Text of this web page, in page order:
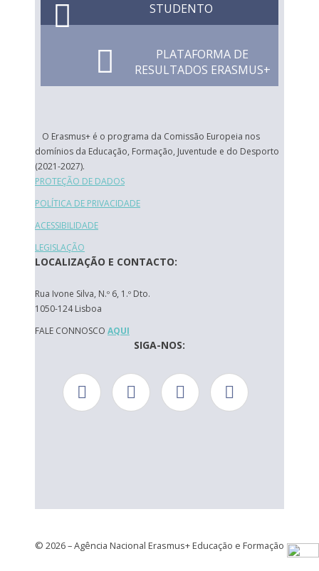
STUDENTO
PLATAFORMA DE
RESULTADOS ERASMUS+
O Erasmus+ é o programa da Comissão Europeia nos
domínios da Educação, Formação, Juventude e do Desporto
(2021-2027).
PROTEÇÃO DE DADOS
POLÍTICA DE PRIVACIDADE
ACESSIBILIDADE
LEGISLAÇÃO
LOCALIZAÇÃO E CONTACTO:
Rua Ivone Silva, N.º 6, 1.º Dto.
1050-124 Lisboa
FALE CONNOSCO AQUI
SIGA-NOS:
© 2026 – Agência Nacional Erasmus+ Educação e Formação